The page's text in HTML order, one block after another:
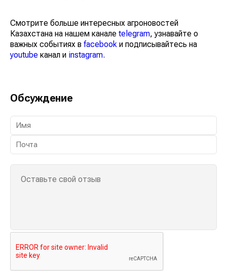
Смотрите больше интересных агроновостей
Казахстана на нашем канале telegram, узнавайте о
важных событиях в facebook и подписывайтесь на
youtube канал и instagram.
Обсуждение